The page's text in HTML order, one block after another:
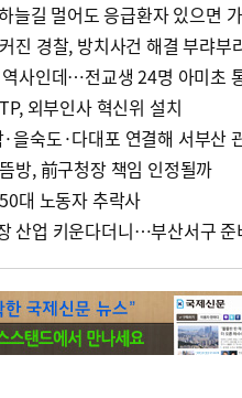
진 경찰, 방치사건 해결 부랴부
사인데…전교생 24명 아미초
외부인사 혁신위 설치
을숙도·다대포 연결해 서부산
방, 前구청장 책임 인정될까
대 노동자 추락사
산업 키운다더니…부산서구 준